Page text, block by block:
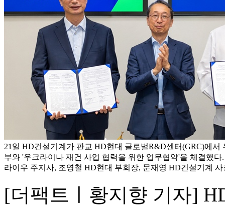
21일 HD건설기계가 판교 HD현대 글로벌R&D센터(GRC)에서
부와 '우크라이나 재건 사업 협력을 위한 업무협약'을 체결했
라이우 주지사, 조영철 HD현대 부회장, 문재영 HD건설기계
[더팩트ㅣ황지향 기자]